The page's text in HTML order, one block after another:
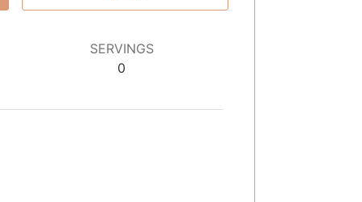
SERVINGS
0